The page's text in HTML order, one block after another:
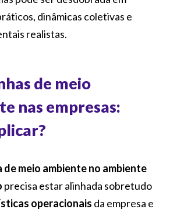
dinâmicas coletivas e
realistas.
de meio
nas empresas:
de meio ambiente no ambiente
precisa estar alinhada sobretudo
operacionais da empresa e